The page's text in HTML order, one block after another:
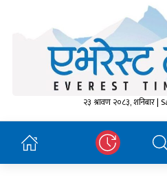
२३ श्रावण २०८३, शनिबार |